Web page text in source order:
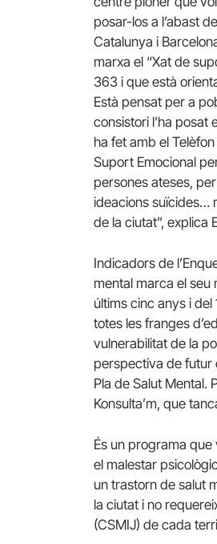
posar-los a l’abast
Catalunya i
marxa el “Xat de
363 i que està
Està pensat per a
consistori l’ha posat
ha fet amb el
Suport Emocional
persones ateses,
ideacions suïcides…
de la ciutat”, explica
Indicadors de
mental marca el seu
últims cinc anys i
totes les franges
vulnerabilitat de la
perspectiva de futur
Pla de Salut Mental.
Konsulta’m, que
És un programa
el malestar
un trastorn de salut
la ciutat i no
(CSMIJ) de cada